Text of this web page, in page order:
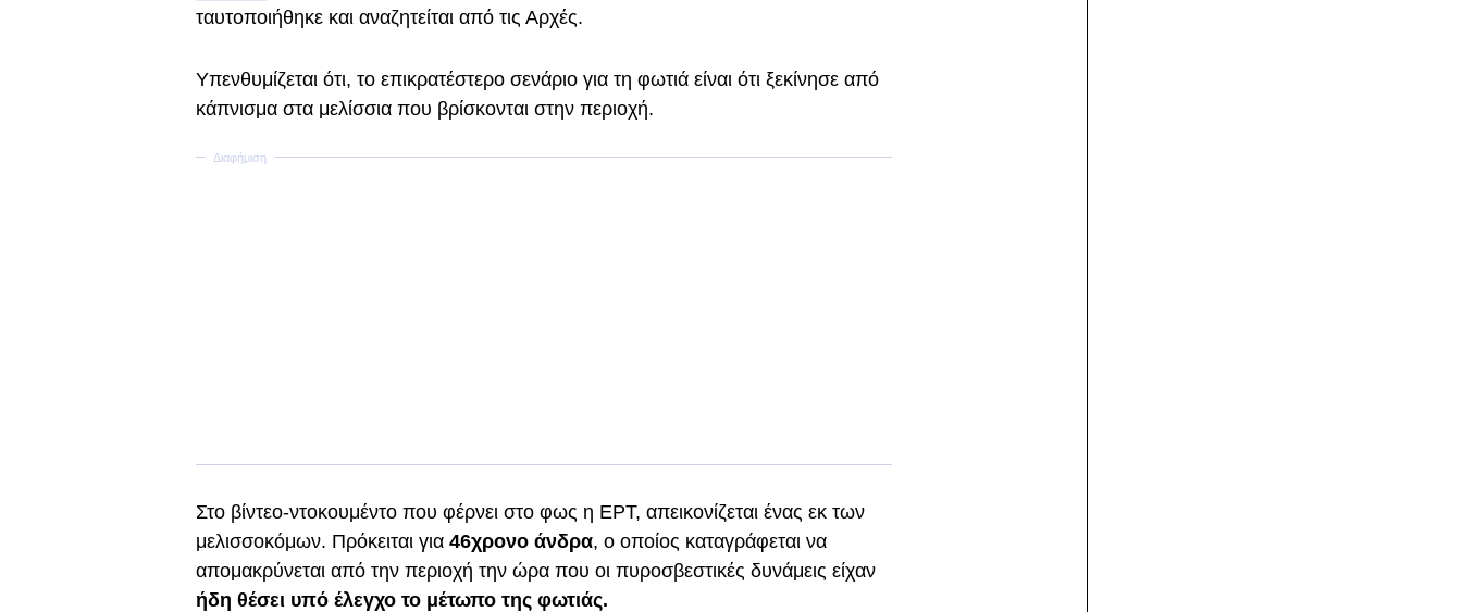
ταυτοποιήθηκε και αναζητείται από τις Αρχές.
Υπενθυμίζεται ότι, το επικρατέστερο σενάριο για τη φωτιά είναι ότι ξεκίνησε από
κάπνισμα στα μελίσσια που βρίσκονται στην περιοχή.
Στο βίντεο-ντοκουμέντο που φέρνει στο φως η ΕΡΤ, απεικονίζεται ένας εκ των
μελισσοκόμων. Πρόκειται για 46χρονο άνδρα, ο οποίος καταγράφεται να
απομακρύνεται από την περιοχή την ώρα που οι πυροσβεστικές δυνάμεις είχαν
ήδη θέσει υπό έλεγχο το μέτωπο της φωτιάς.